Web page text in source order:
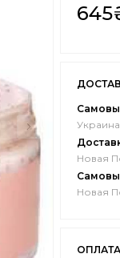
Новая
Новая
ОПЛАТА